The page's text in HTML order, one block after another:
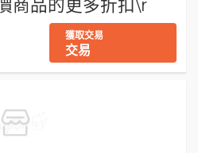
商品的更多折扣\r
獲取交易
交易